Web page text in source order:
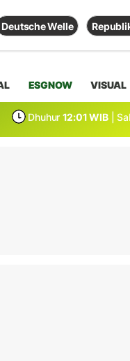
Deutsche Welle
ESGNOW VISUAL
Dhuhur 12:01 WIB |